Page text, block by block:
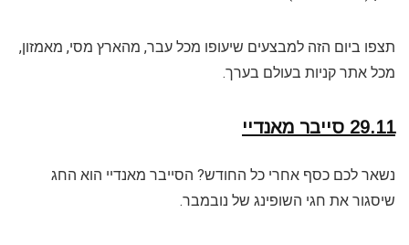
תצפו ביום הזה למבצעים שיעופו מכל עבר, מהארץ מסי, מאמזון,
מכל אתר קניות בעולם בערך.
29.11 סייבר מאנדיי
נשאר לכם כסף אחרי כל החודש? הסייבר מאנדיי הוא החג
שיסגור את חגי השופינג של נובמבר.